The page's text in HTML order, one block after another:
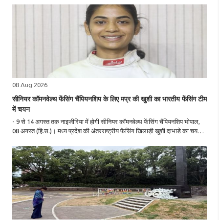
08 Aug 2026
सीनियर कॉमनवेल्थ फेंसिंग चैंपियनशिप के लिए मप्र की खुशी का भारतीय फेंसिंग टीम
में चयन
- 9 से 14 अगस्त तक नाइजीरिया में होगी सीनियर कॉमनवेल्थ फेंसिंग चैंपियनशिप भोपाल,
08 अगस्त (हि.स.)। मध्य प्रदेश की अंतरराष्ट्रीय फेंसिंग खिलाड़ी खुशी दाभाडे का चयन
..